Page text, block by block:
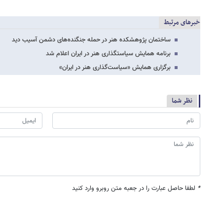
خبرهای مرتبط
ساختمان پژوهشکده هنر در حمله جنگنده‌های دشمن آسیب دید
برنامه همایش سیاستگذاری هنر در ایران اعلام شد
برگزاری همایش «سیاست‌گذاری هنر در ایران»
نظر شما
* لطفا حاصل عبارت را در جعبه متن روبرو وارد کنید